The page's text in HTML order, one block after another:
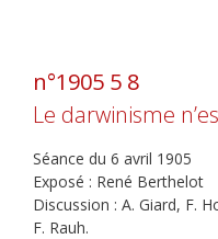
n°1905 5 8
Le darwinisme
Séance du 6 avril 1905
Exposé : René Berthelot
Discussion : A. Giard, F.
F. Rauh.